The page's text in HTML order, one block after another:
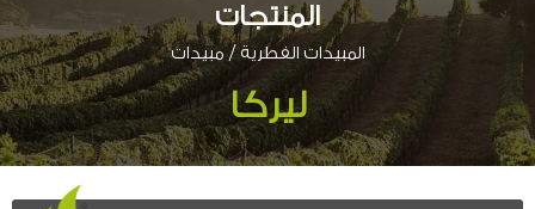
المنتجات
المبيدات الفطرية /مبيدات
ليركا